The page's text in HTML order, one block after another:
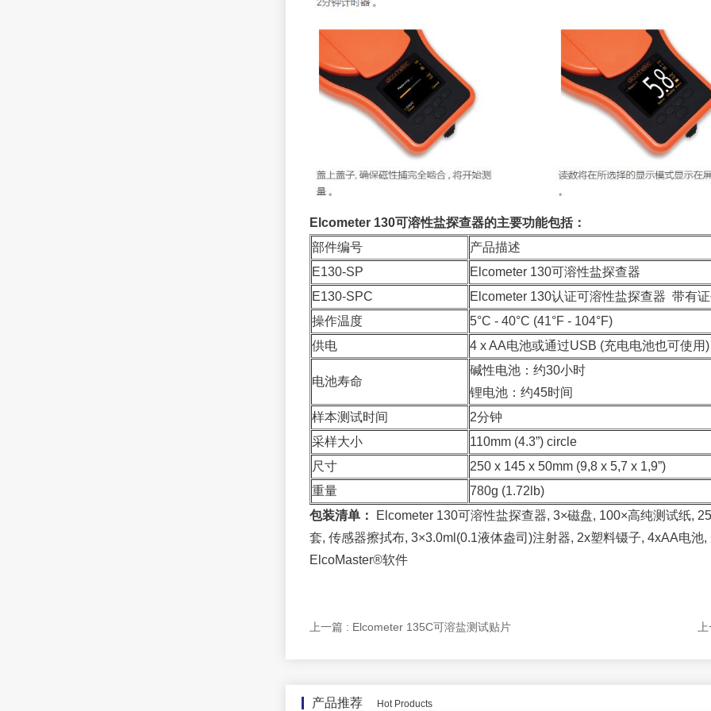
Elcometer 130可溶性盐探查器的主要功能包括：
部件编号
产品描述
E130-SP
Elcometer 130可溶性盐探查器
E130-SPC
Elcometer 130认证可溶性盐探查器 带有
操作温度
5°C - 40°C (41°F - 104°F)
供电
4 x AA电池或通过USB (充电电池也可使用)
电池寿命
碱性电池：约30小时
锂电池：约45时间
样本测试时间
2分钟
采样大小
110mm (4.3”) circle
尺寸
250 x 145 x 50mm (9,8 x 5,7 x 1,9”)
重量
780g (1.72lb)
包装清单：
Elcometer 130可溶性盐探查器, 3×磁盘, 100×高纯测试纸,
套, 传感器擦拭布, 3×3.0ml(0.1液体盎司)注射器, 2x塑料镊子, 4xAA电
ElcoMaster®软件
上一篇 : Elcometer 135C可溶盐测试贴片
产品推荐 Hot Products